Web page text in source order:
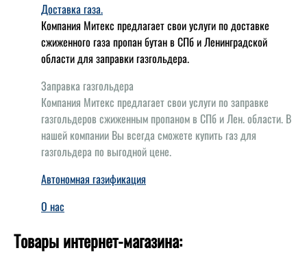
Доставка газа.
Компания Митекс предлагает свои услуги по доставке
сжиженного газа пропан бутан в СПб и Ленинградской
области для заправки газгольдера.
Заправка газгольдера
Компания Митекс предлагает свои услуги по заправке
газгольдеров сжиженным пропаном в СПб и Лен. области. В
нашей компании Вы всегда сможете купить газ для
газгольдера по выгодной цене.
Автономная газификация
О нас
Товары интернет-магазина: